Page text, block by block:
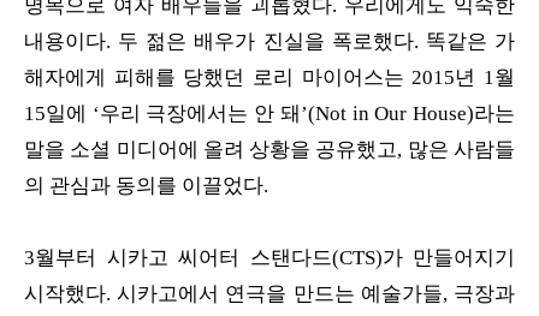
명목으로 여자 배우들을 괴롭혔다. 우리에게도 익숙한
내용이다. 두 젊은 배우가 진실을 폭로했다. 똑같은 가
해자에게 피해를 당했던 로리 마이어스는 2015년 1월
15일에 ‘우리 극장에서는 안 돼’(Not in Our House)라는
말을 소셜 미디어에 올려 상황을 공유했고, 많은 사람들
의 관심과 동의를 이끌었다.
3월부터 시카고 씨어터 스탠다드(CTS)가 만들어지기
시작했다. 시카고에서 연극을 만드는 예술가들, 극장과